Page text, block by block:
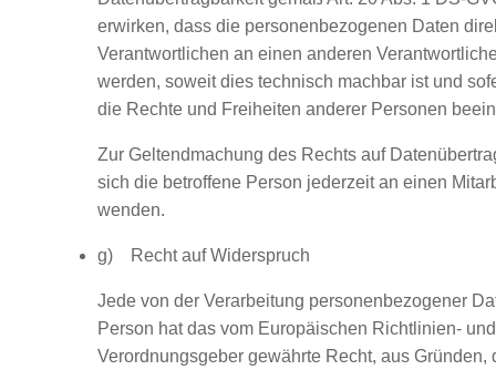
erwirken, dass die personenbezogenen Daten
Verantwortlichen an einen anderen
werden, soweit dies technisch machbar ist und
die Rechte und Freiheiten anderer Personen
Zur Geltendmachung des Rechts auf
sich die betroffene Person jederzeit an einen
wenden.
g) Recht auf Widerspruch
Jede von der Verarbeitung personenbezogener
Person hat das vom Europäischen Richtlinien- und
Verordnungsgeber gewährte Recht, aus Gründen,